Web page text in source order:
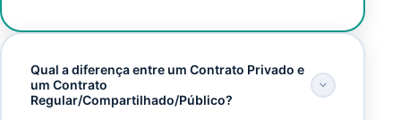
Qual a diferença entre um Contrato Privado e
um Contrato
Regular/Compartilhado/Público?